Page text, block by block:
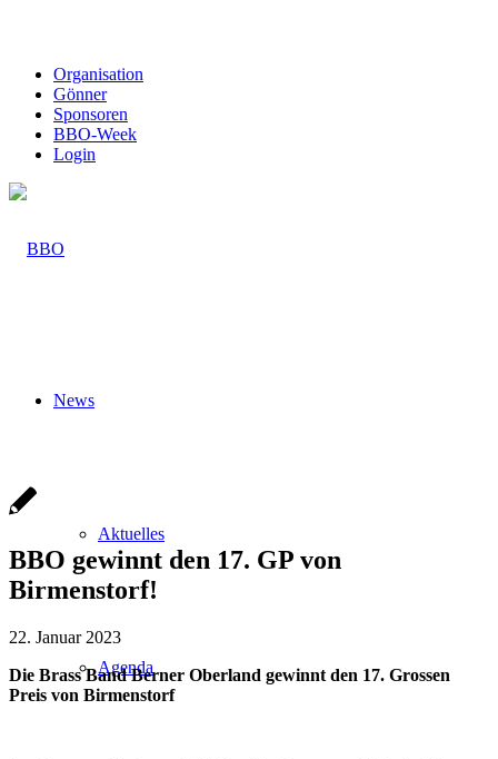
Organisation
Gönner
Sponsoren
BBO-Week
Login
News
Aktuelles
Agenda
BBO gewinnt den 17. GP von
Birmenstorf!
22. Januar 2023
Die Brass Band Berner Oberland gewinnt den 17. Grossen
Preis von Birmenstorf